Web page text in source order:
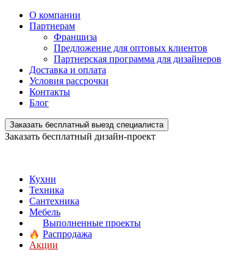
О компании
Партнерам
Франшиза
Предложение для оптовых клиентов
Партнерская программа для дизайнеров
Доставка и оплата
Условия рассрочки
Контакты
Блог
Заказать бесплатный выезд специалиста
Заказать бесплатный дизайн-проект
Кухни
Техника
Сантехника
Мебель
Выполненные проекты
Распродажа
Акции